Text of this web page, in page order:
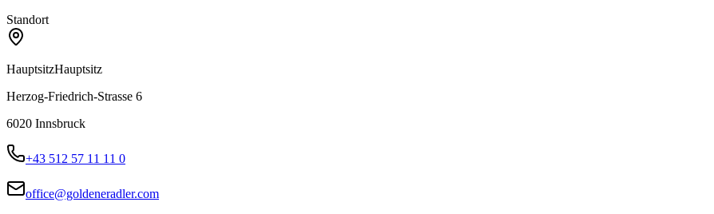
Standort
HauptsitzHauptsitz
Herzog-Friedrich-Strasse 6
6020 Innsbruck
+43 512 57 11 11 0
office@goldeneradler.com